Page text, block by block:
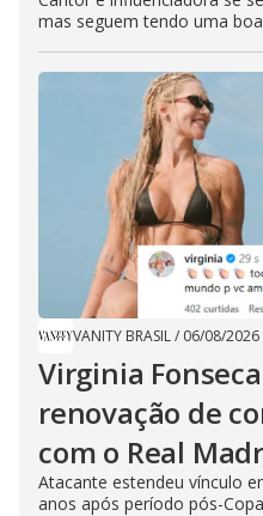
mas seguem tendo uma
VANITY BRASIL/ 06/08/2026
Virginia
renovação de
com o Real
Atacante estendeu vínculo
anos após período pós-Copa